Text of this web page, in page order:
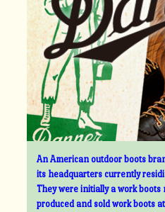
An American outdoor boots
its headquarters currently
They were initially a work
produced and sold work boots